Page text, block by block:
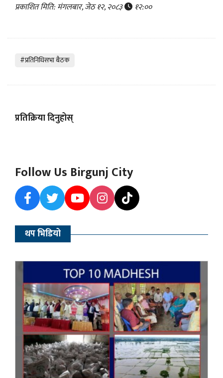
प्रकाशित मिति: मंगलबार, जेठ १२, २०८३ १२:००
#प्रतिनिधिसभा बैठक
प्रतिक्रिया दिनुहोस्
Follow Us Birgunj City
थप भिडियो